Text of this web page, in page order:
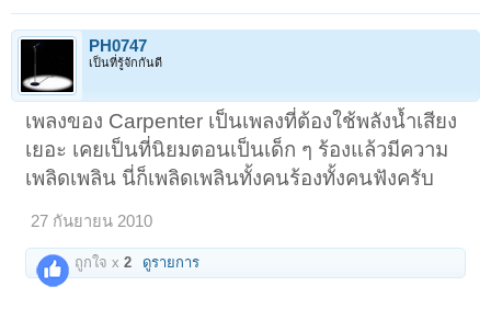
PH0747
เป็นที่รู้จักกันดี
เพลงของ Carpenter เป็นเพลงที่ต้องใช้พลังน้ำเสียง
เยอะ เคยเป็นที่นิยมตอนเป็นเด็ก ๆ ร้องแล้วมีความ
เพลิดเพลิน นี่ก็เพลิดเพลินทั้งคนร้องทั้งคนฟังครับ
27 กันยายน 2010
ถูกใจ x2 ดูรายการ